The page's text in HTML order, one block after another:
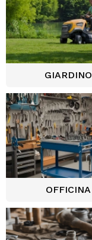
GIARDINO
OFFICINA